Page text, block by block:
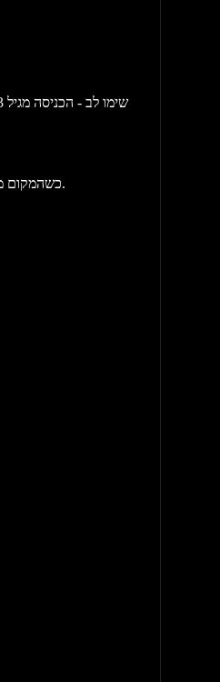
כשהמקום מלא תינתן עדיפות בכניסה לחברי מועדון ולמוזמנים.